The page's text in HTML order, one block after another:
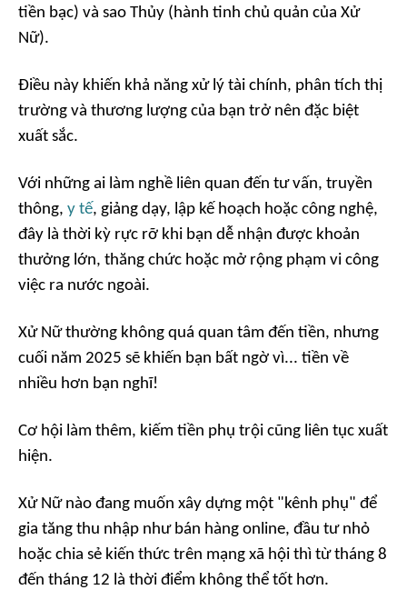
tiền bạc) và sao Thủy (hành tinh chủ quản của Xử
Nữ).
Điều này khiến khả năng xử lý tài chính, phân tích thị
trường và thương lượng của bạn trở nên đặc biệt
xuất sắc.
Với những ai làm nghề liên quan đến tư vấn, truyền
thông, y tế, giảng dạy, lập kế hoạch hoặc công nghệ,
đây là thời kỳ rực rỡ khi bạn dễ nhận được khoản
thưởng lớn, thăng chức hoặc mở rộng phạm vi công
việc ra nước ngoài.
Xử Nữ thường không quá quan tâm đến tiền, nhưng
cuối năm 2025 sẽ khiến bạn bất ngờ vì... tiền về
nhiều hơn bạn nghĩ!
Cơ hội làm thêm, kiếm tiền phụ trội cũng liên tục xuất
hiện.
Xử Nữ nào đang muốn xây dựng một "kênh phụ" để
gia tăng thu nhập như bán hàng online, đầu tư nhỏ
hoặc chia sẻ kiến thức trên mạng xã hội thì từ tháng 8
đến tháng 12 là thời điểm không thể tốt hơn.